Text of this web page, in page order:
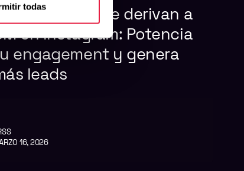
todas
que derivan a
en Instagram: Potencia
engagement y genera
leads
16, 2026